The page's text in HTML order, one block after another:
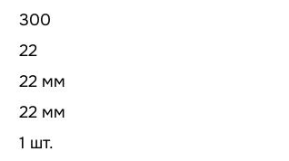
300
22
22 мм
22 мм
1 шт.